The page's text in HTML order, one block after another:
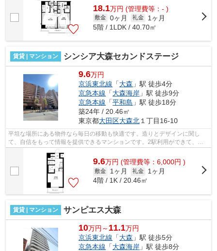
18.1万円 (管理費等：- )
敷金 0ヶ月 礼金
1ヶ月
5階 / 1LDK / 40.70㎡
賃貸 | マンション シンシア大森セカンドステージ
9.6万円
京浜東北線 「大森 」駅 徒歩4分
京急本線 「大森海岸 」駅 徒歩9分
京急本線 「平和島 」駅 徒歩18分
築24年 / 20.46㎡
東京都大田区大森北 １丁目16-10
平坦な場所にある物件なら毎日の移動も快適です。造りとデザインに関し
て、自信をもって情報を提供できるマンションです。2駅利用ができて、電
車での移動に役立つ物件です。徒歩4分で...
9.6万円 (管理費等：6,000円 )
敷金 1ヶ月 礼金
1ヶ月
4階 / 1K / 20.46㎡
賃貸 | マンション サンピエス大森
10万円～ 11.1万円
京浜東北線 「大森 」駅 徒歩5分
京急本線 「大森海岸 」駅 徒歩8分